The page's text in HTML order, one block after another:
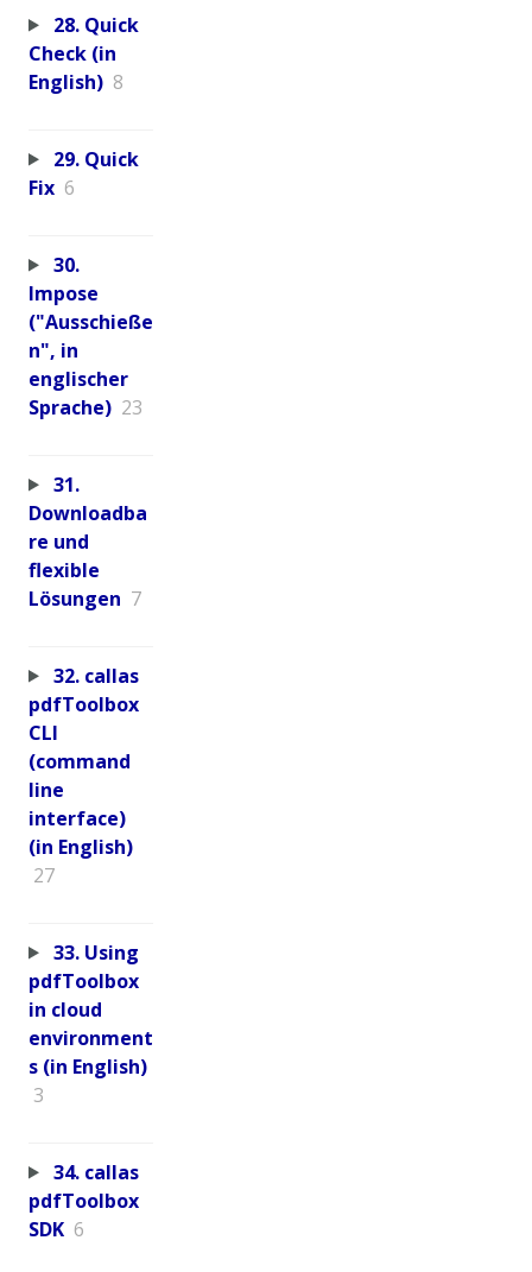
28. Quick
Check (in
English) 8
29. Quick
Fix 6
30.
Impose
("Ausschieße
n", in
englischer
Sprache) 23
31.
Downloadba
re und
flexible
Lösungen 7
32. callas
pdfToolbox
CLI
(command
line
interface)
(in English)
27
33. Using
pdfToolbox
in cloud
environment
s (in English)
3
34. callas
pdfToolbox
SDK 6